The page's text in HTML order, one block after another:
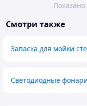
Смотри также
Запаска для мойки
Светодиодные